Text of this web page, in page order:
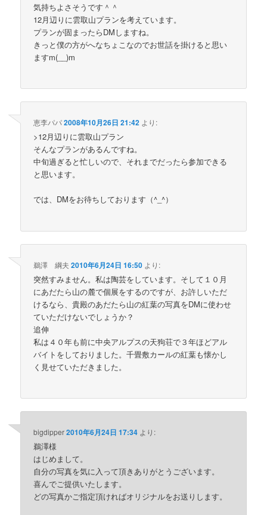
気持ちよさそうです＾＾
12月辺りに雲取山プランを考えています。
プランが固まったらDMしますね。
きっと僕の方がへなちょこなのでお世話を掛けると思い
ますm(__)m
恵李パパ2008年10月26日 21:42 より:
>12月辺りに雲取山プラン
そんなプランがあるんですね。
中旬過ぎると忙しいので、それまでだったら参加できる
と思います。
では、DMをお待ちしております（^_^）
鵜澤 綱夫 2010年6月24日 16:50 より:
突然すみません。私は陶芸をしています。そして１０月
にあだたら山の麓で個展をするのですが、お許しいただ
けるなら、貴殿のあだたら山の紅葉の写真をDMに使わせ
ていただけないでしょうか？
追伸
私は４０年も前に中央アルプスの天狗荘で３年ほどアル
バイトをしておりました。千畳敷カールの紅葉も懐かし
く見せていただきました。
bigdipper2010年6月24日 17:34 より:
鵜澤様
はじめまして。
自分の写真を気に入って頂きありがとうございます。
喜んでご提供いたします。
どの写真かご指定頂ければオリジナルをお送りします。